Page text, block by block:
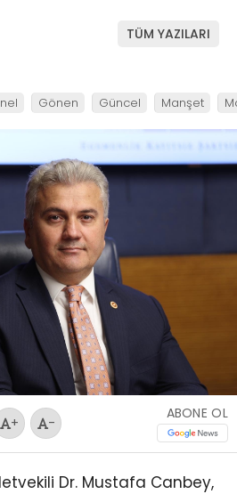
TÜM YAZILARI
Gönen Güncel Manşet
+ -
ABONE OL
Dr. Mustafa Canbey,